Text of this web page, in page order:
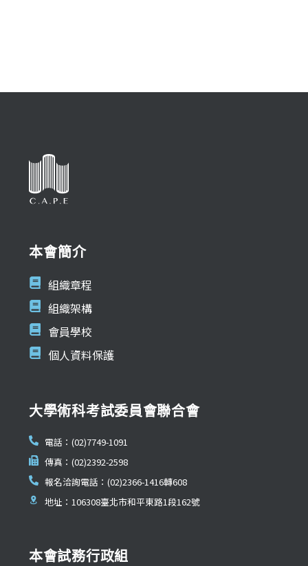
本會簡介
組織章程
組織架構
會員學校
個人資料保護
大學術科考試委員會聯合會
電話：(02)7749-1091
傳真：(02)2392-2598
報名洽詢電話：(02)2366-1416轉608
地址：106308臺北市和平東路1段162號
本會試務行政組